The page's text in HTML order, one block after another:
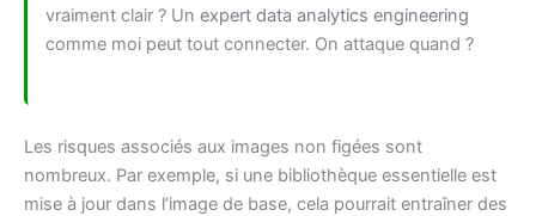
vraiment clair ? Un expert data analytics engineering
comme moi peut tout connecter. On attaque quand ?
Les risques associés aux images non figées sont
nombreux. Par exemple, si une bibliothèque essentielle est
mise à jour dans l’image de base, cela pourrait entraîner des